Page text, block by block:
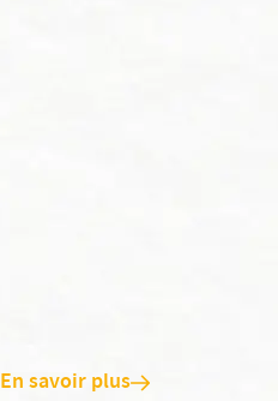
En savoir plus